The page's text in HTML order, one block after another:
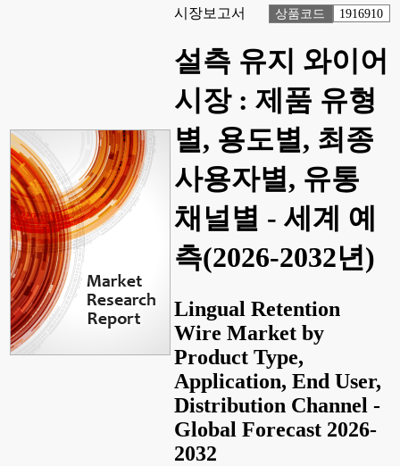
시장보고서
상품코드 1916910
설측 유지 와이어
시장 : 제품 유형
별, 용도별, 최종
사용자별, 유통
채널별 - 세계 예
측(2026-2032년)
Lingual Retention
Wire Market by
Product Type,
Application, End User,
Distribution Channel -
Global Forecast 2026-
2032